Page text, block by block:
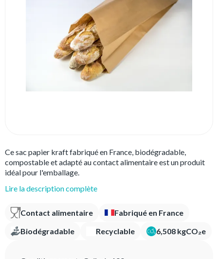
Ce sac papier kraft fabriqué en France, biodégradable,
compostable et adapté au contact alimentaire est un produit
idéal pour l'emballage.
Lire la description complète
Contact alimentaire Fabriqué en France
Biodégradable Recyclable 6,508 kgCO₂e